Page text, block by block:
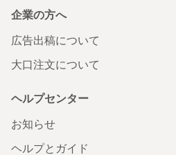
企業の方へ
広告出稿について
大口注文について
ヘルプセンター
お知らせ
ヘルプとガイド